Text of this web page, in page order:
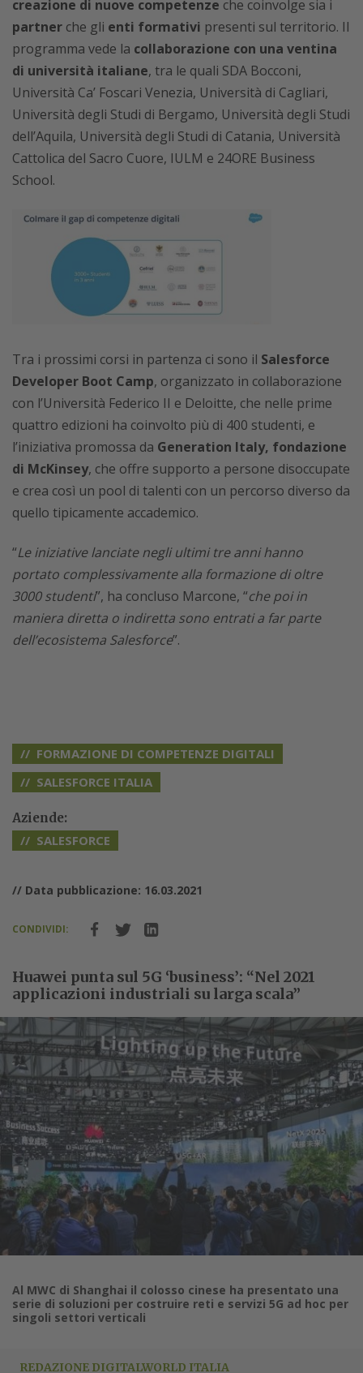
creazione di nuove competenze che coinvolge sia i
partner che gli enti formativi presenti sul territorio. Il
programma vede la collaborazione con una ventina
di università italiane, tra le quali SDA Bocconi,
Università Ca’ Foscari Venezia, Università di Cagliari,
Università degli Studi di Bergamo, Università degli Studi
dell’Aquila, Università degli Studi di Catania, Università
Cattolica del Sacro Cuore, IULM e 24ORE Business
School.
Tra i prossimi corsi in partenza ci sono il Salesforce
Developer Boot Camp, organizzato in collaborazione
con l’Università Federico II e Deloitte, che nelle prime
quattro edizioni ha coinvolto più di 400 studenti, e
l’iniziativa promossa da Generation Italy, fondazione
di McKinsey, che offre supporto a persone disoccupate
e crea così un pool di talenti con un percorso diverso da
quello tipicamente accademico.
“Le iniziative lanciate negli ultimi tre anni hanno
portato complessivamente alla formazione di oltre
3000 studenti”, ha concluso Marcone, “che poi in
maniera diretta o indiretta sono entrati a far parte
dell’ecosistema Salesforce”.
FORMAZIONE DI COMPETENZE DIGITALI
SALESFORCE ITALIA
Aziende:
SALESFORCE
// Data pubblicazione: 16.03.2021
CONDIVIDI:
Huawei punta sul 5G ‘business’: “Nel 2021
applicazioni industriali su larga scala”
Al MWC di Shanghai il colosso cinese ha presentato una
serie di soluzioni per costruire reti e servizi 5G ad hoc per
singoli settori verticali
REDAZIONE DIGITALWORLD ITALIA